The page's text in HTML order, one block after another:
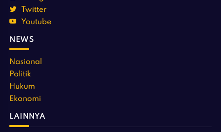
Twitter
Youtube
NEWS
Nasional
Politik
Hukum
Ekonomi
LAINNYA